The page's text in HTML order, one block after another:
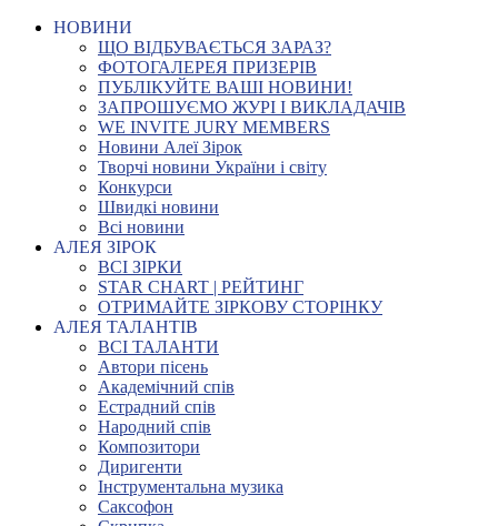
НОВИНИ
ЩО ВІДБУВАЄТЬСЯ ЗАРАЗ?
ФОТОГАЛЕРЕЯ ПРИЗЕРІВ
ПУБЛІКУЙТЕ ВАШІ НОВИНИ!
ЗАПРОШУЄМО ЖУРІ І ВИКЛАДАЧІВ
WE INVITE JURY MEMBERS
Новини Алеї Зірок
Творчі новини України і світу
Конкурси
Швидкі новини
Всі новини
АЛЕЯ ЗІРОК
ВСІ ЗІРКИ
STAR CHART | РЕЙТИНГ
ОТРИМАЙТЕ ЗІРКОВУ СТОРІНКУ
АЛЕЯ ТАЛАНТІВ
ВСІ ТАЛАНТИ
Автори пісень
Академічний спів
Естрадний спів
Народний спів
Композитори
Диригенти
Інструментальна музика
Саксофон